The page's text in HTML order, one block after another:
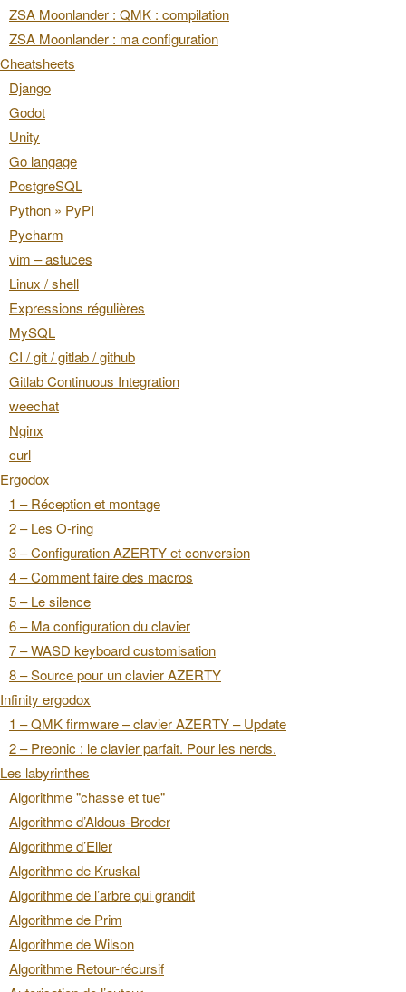
ZSA Moonlander : QMK : compilation
ZSA Moonlander : ma configuration
Cheatsheets
Django
Godot
Unity
Go langage
PostgreSQL
Python » PyPI
Pycharm
vim – astuces
Linux / shell
Expressions régulières
MySQL
CI / git / gitlab / github
Gitlab Continuous Integration
weechat
Nginx
curl
Ergodox
1 – Réception et montage
2 – Les O-ring
3 – Configuration AZERTY et conversion
4 – Comment faire des macros
5 – Le silence
6 – Ma configuration du clavier
7 – WASD keyboard customisation
8 – Source pour un clavier AZERTY
Infinity ergodox
1 – QMK firmware – clavier AZERTY – Update
2 – Preonic : le clavier parfait. Pour les nerds.
Les labyrinthes
Algorithme "chasse et tue"
Algorithme d’Aldous-Broder
Algorithme d’Eller
Algorithme de Kruskal
Algorithme de l’arbre qui grandit
Algorithme de Prim
Algorithme de Wilson
Algorithme Retour-récursif